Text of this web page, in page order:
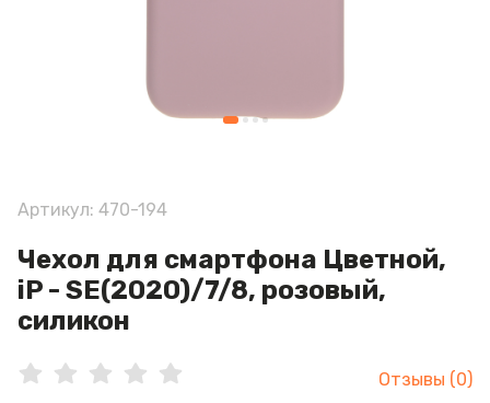
Артикул: 470-194
Чехол для смартфона Цветной,
iP - SE(2020)/7/8, розовый,
силикон
Отзывы (0)